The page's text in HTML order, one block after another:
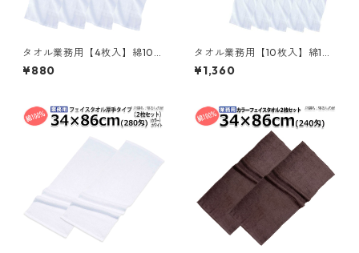
タオル業務用【4枚入】綿10
0% 34×86cm 200匁 フェイ
スタオル ホワイト 白 メール便
43060
¥880
タオル業務用【10枚入】綿10
0% 34×86cm 200匁 フェイ
スタオル ホワイト 白 三露産業
¥1,360